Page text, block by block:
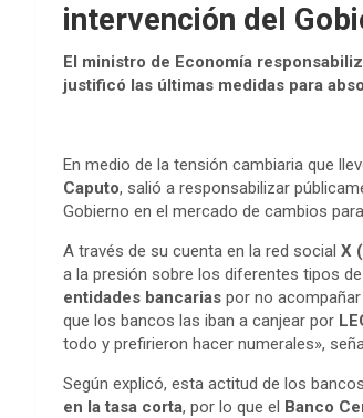
intervención del
El ministro de Economía
justificó las últimas medidas para
En medio de la tensión cambiaria que
Caputo, salió a responsabilizar
Gobierno en el mercado de cambios
A través de su cuenta en la red social X
a la presión sobre los diferentes tipos
entidades bancarias por no
que los bancos las iban a canjear por
todo y prefirieron hacer numerales»,
Según explicó, esta actitud de los
en la tasa corta, por lo que el Banco